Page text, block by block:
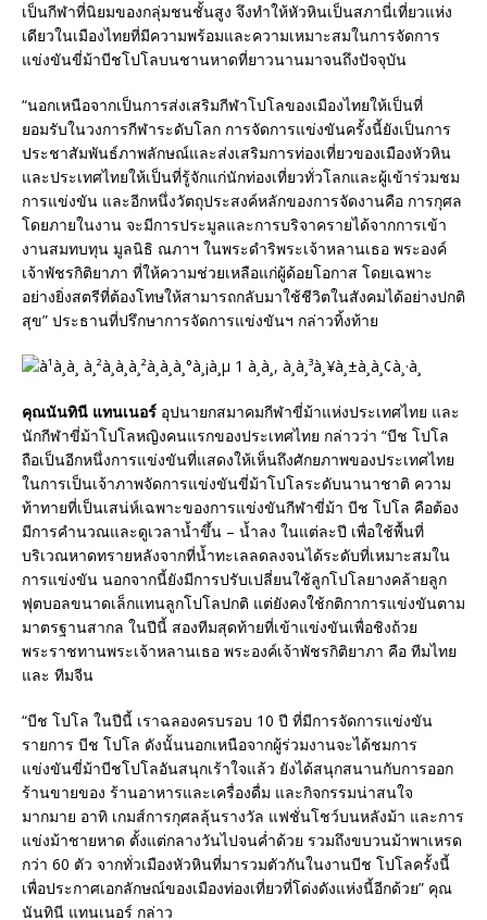
เป็นกีฬาที่นิยมของกลุ่มชนชั้นสูง จึงทำให้หัวหินเป็นสภานี่เที่ยวแห่ง
เดียวในเมืองไทยที่มีความพร้อมและความเหมาะสมในการจัดการ
แข่งขันขี่ม้าบีชโปโลบนชานหาดที่ยาวนานมาจนถึงปัจจุบัน
“นอกเหนือจากเป็นการส่งเสริมกีฬาโปโลของเมืองไทยให้เป็นที่
ยอมรับในวงการกีฬาระดับโลก การจัดการแข่งขันครั้งนี้ยังเป็นการ
ประชาสัมพันธ์ภาพลักษณ์และส่งเสริมการท่องเที่ยวของเมืองหัวหิน
และประเทศไทยให้เป็นที่รู้จักแก่นักท่องเที่ยวทั่วโลกและผู้เข้าร่วมชม
การแข่งขัน และอีกหนึ่งวัตถุประสงค์หลักของการจัดงานคือ การกุศล
โดยภายในงาน จะมีการประมูลและการบริจาครายได้จากการเข้า
งานสมทบทุน มูลนิธิ ณภาฯ ในพระดำริพระเจ้าหลานเธอ พระองค์
เจ้าพัชรกิติยาภา ที่ให้ความช่วยเหลือแก่ผู้ด้อยโอกาส โดยเฉพาะ
อย่างยิ่งสตรีที่ต้องโทษให้สามารถกลับมาใช้ชีวิตในสังคมได้อย่างปกติ
สุข” ประธานที่ปรึกษาการจัดการแข่งขันฯ กล่าวทิ้งท้าย
คุณนันทินี แทนเนอร์ อุปนายกสมาคมกีฬาขี่ม้าแห่งประเทศไทย และ
นักกีฬาขี่ม้าโปโลหญิงคนแรกของประเทศไทย กล่าวว่า “บีช โปโล
ถือเป็นอีกหนึ่งการแข่งขันที่แสดงให้เห็นถึงศักยภาพของประเทศไทย
ในการเป็นเจ้าภาพจัดการแข่งขันขี่ม้าโปโลระดับนานาชาติ ความ
ท้าทายที่เป็นเสน่ห์เฉพาะของการแข่งขันกีฬาขี่ม้า บีช โปโล คือต้อง
มีการคำนวณและดูเวลาน้ำขึ้น – น้ำลง ในแต่ละปี เพื่อใช้พื้นที่
บริเวณหาดทรายหลังจากที่น้ำทะเลลดลงจนได้ระดับที่เหมาะสมใน
การแข่งขัน นอกจากนี้ยังมีการปรับเปลี่ยนใช้ลูกโปโลยางคล้ายลูก
ฟุตบอลขนาดเล็กแทนลูกโปโลปกติ แต่ยังคงใช้กติกาการแข่งขันตาม
มาตรฐานสากล ในปีนี้ สองทีมสุดท้ายที่เข้าแข่งขันเพื่อชิงถ้วย
พระราชทานพระเจ้าหลานเธอ พระองค์เจ้าพัชรกิติยาภา คือ ทีมไทย
และ ทีมจีน
“บีช โปโล ในปีนี้ เราฉลองครบรอบ 10 ปี ที่มีการจัดการแข่งขัน
รายการ บีช โปโล ดังนั้นนอกเหนือจากผู้ร่วมงานจะได้ชมการ
แข่งขันขี่ม้าบีชโปโลอันสนุกเร้าใจแล้ว ยังได้สนุกสนานกับการออก
ร้านขายของ ร้านอาหารและเครื่องดื่ม และกิจกรรมน่าสนใจ
มากมาย อาทิ เกมส์การกุศลลุ้นรางวัล แฟชั่นโชว์บนหลังม้า และการ
แข่งม้าชายหาด ตั้งแต่กลางวันไปจนค่ำด้วย รวมถึงขบวนม้าพาเหรด
กว่า 60 ตัว จากทั่วเมืองหัวหินที่มารวมตัวกันในงานบีช โปโลครั้งนี้
เพื่อประกาศเอกลักษณ์ของเมืองท่องเที่ยวที่โด่งดังแห่งนี้อีกด้วย” คุณ
นันทินี แทนเนอร์ กล่าว